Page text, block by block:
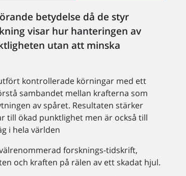
betydelse då de styr
visar hur hanteringen av
utan att minska
kontrollerade körningar med ett
sambandet mellan krafterna som
av spåret. Resultaten stärker
till ökad punktlighet men är också till
i hela världen
forsknings-tidskrift,
och kraften på rälen av ett skadat hjul.